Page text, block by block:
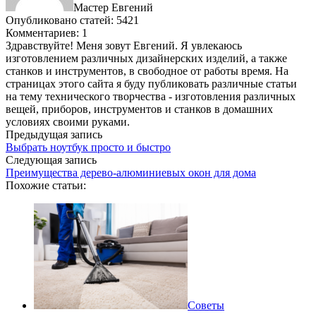
Мастер Евгений
Опубликовано статей: 5421
Комментариев: 1
Здравствуйте! Меня зовут Евгений. Я увлекаюсь
изготовлением различных дизайнерских изделий, а также
станков и инструментов, в свободное от работы время. На
страницах этого сайта я буду публиковать различные статьи
на тему технического творчества - изготовления различных
вещей, приборов, инструментов и станков в домашних
условиях своими руками.
Предыдущая запись
Выбрать ноутбук просто и быстро
Следующая запись
Преимущества дерево-алюминиевых окон для дома
Похожие статьи:
Советы